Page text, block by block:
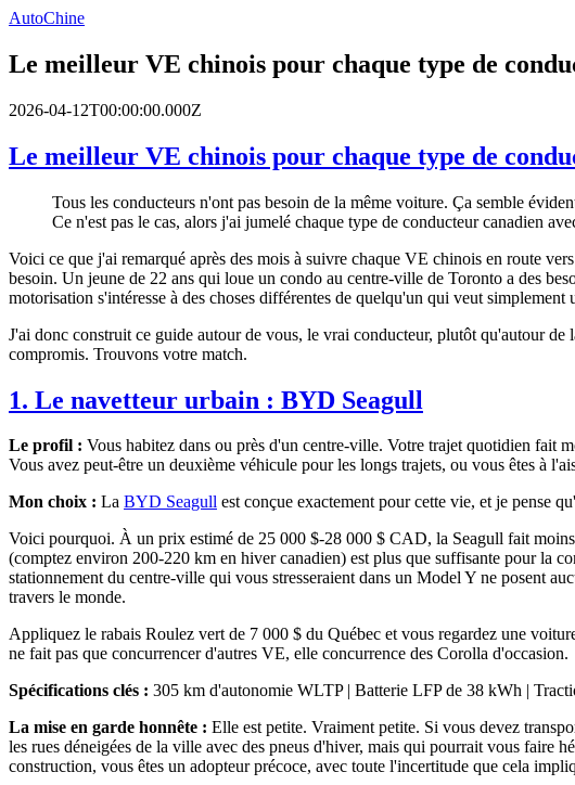
AutoChine
Le meilleur VE chinois pour chaque type de
2026-04-12T00:00:00.000Z
Le meilleur VE chinois pour chaque type de
Tous les conducteurs n'ont pas besoin de la même voiture. Ça semble
Ce n'est pas le cas, alors j'ai jumelé chaque type de conducteur canadien
Voici ce que j'ai remarqué après des mois à suivre chaque VE chinois en route
besoin. Un jeune de 22 ans qui loue un condo au centre-ville de Toronto a des
motorisation s'intéresse à des choses différentes de quelqu'un qui veut
J'ai donc construit ce guide autour de vous, le vrai conducteur, plutôt qu'autour
compromis. Trouvons votre match.
1. Le navetteur urbain : BYD Seagull
Le profil : Vous habitez dans ou près d'un centre-ville. Votre trajet quotidien fait
Vous avez peut-être un deuxième véhicule pour les longs trajets, ou vous êtes à
Mon choix : La BYD Seagull est conçue exactement pour cette vie, et je pense
Voici pourquoi. À un prix estimé de 25 000 $-28 000 $ CAD, la Seagull fait
(comptez environ 200-220 km en hiver canadien) est plus que suffisante pour la
stationnement du centre-ville qui vous stresseraient dans un Model Y ne posent
travers le monde.
Appliquez le rabais Roulez vert de 7 000 $ du Québec et vous regardez une
ne fait pas que concurrencer d'autres VE, elle concurrence des Corolla d'occasion.
Spécifications clés : 305 km d'autonomie WLTP | Batterie LFP de 38 kWh |
La mise en garde honnête : Elle est petite. Vraiment petite. Si vous devez
les rues déneigées de la ville avec des pneus d'hiver, mais qui pourrait vous faire
construction, vous êtes un adopteur précoce, avec toute l'incertitude que cela